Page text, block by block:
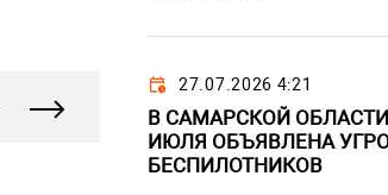
27.07.2026 4:21
В САМАРСКОЙ
ИЮЛЯ ОБЪЯВЛЕНА
БЕСПИЛОТНИКОВ